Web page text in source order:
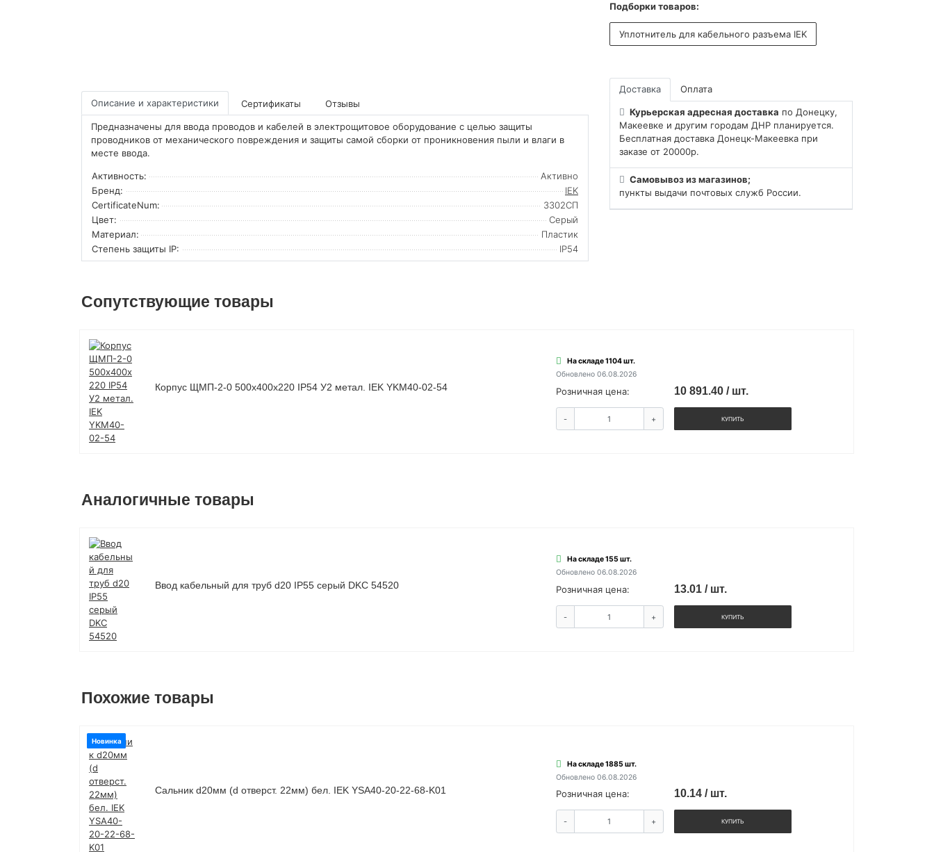
Подборки товаров:
Уплотнитель для кабельного разъема IEK
Доставка Оплата
Курьерская адресная доставка по Донецку,
Макеевке и другим городам ДНР планируется.
Бесплатная доставка Донецк-Макеевка при
заказе от 20000р.
Самовывоз из магазинов;
пункты выдачи почтовых служб России.
Описание и характеристики Сертификаты Отзывы
Предназначены для ввода проводов и кабелей в электрощитовое оборудование с целью защиты
проводников от механического повреждения и защиты самой сборки от проникновения пыли и влаги в
месте ввода.
Активность:
Активно
Бренд:
IEK
CertificateNum:
3302СП
Цвет:
Серый
Материал:
Пластик
Степень защиты IP:
IP54
Сопутствующие товары
Корпус ЩМП-2-0 500х400х220 IP54 У2 метал. IEK YKM40-02-54
На складе 1104 шт.
Обновлено 06.08.2026
Розничная цена: 10 891.40 / шт.
- + КУПИТЬ
Аналогичные товары
Ввод кабельный для труб d20 IP55 серый DKC 54520
На складе 155 шт.
Обновлено 06.08.2026
Розничная цена: 13.01 / шт.
- + КУПИТЬ
Похожие товары
Новинка
Сальник d20мм (d отверст. 22мм) бел. IEK YSA40-20-22-68-K01
На складе 1885 шт.
Обновлено 06.08.2026
Розничная цена: 10.14 / шт.
- + КУПИТЬ